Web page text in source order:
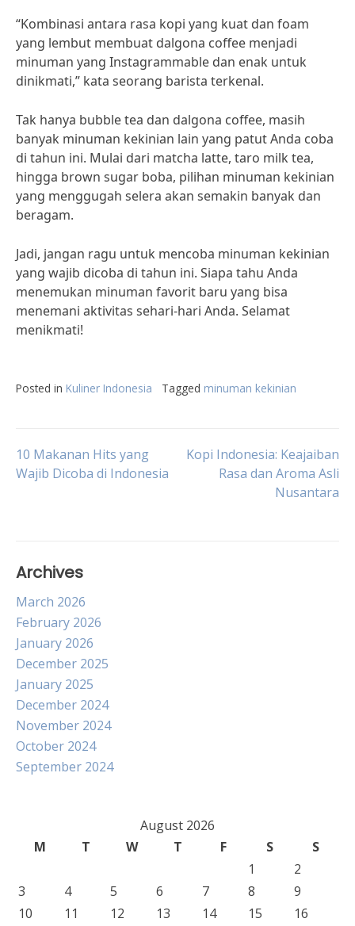
“Kombinasi antara rasa kopi yang kuat dan foam
yang lembut membuat dalgona coffee menjadi
minuman yang Instagrammable dan enak untuk
dinikmati,” kata seorang barista terkenal.
Tak hanya bubble tea dan dalgona coffee, masih
banyak minuman kekinian lain yang patut Anda coba
di tahun ini. Mulai dari matcha latte, taro milk tea,
hingga brown sugar boba, pilihan minuman kekinian
yang menggugah selera akan semakin banyak dan
beragam.
Jadi, jangan ragu untuk mencoba minuman kekinian
yang wajib dicoba di tahun ini. Siapa tahu Anda
menemukan minuman favorit baru yang bisa
menemani aktivitas sehari-hari Anda. Selamat
menikmati!
Posted in Kuliner Indonesia Tagged minuman kekinian
Post
10 Makanan Hits yang
Wajib Dicoba di Indonesia
Kopi Indonesia: Keajaiban
Rasa dan Aroma Asli
Nusantara
Archives
March 2026
February 2026
January 2026
December 2025
January 2025
December 2024
November 2024
October 2024
September 2024
August 2026
M
T W T F S
S
1
2
3
4 5 6 7 8
9
10
11 12 13 14 15
16